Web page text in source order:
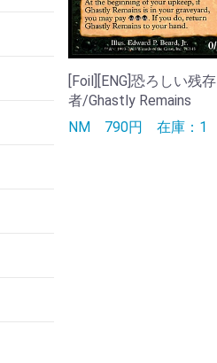
[Foil][ENG]恐ろしい残存
者/Ghastly Remains
NM 790円 在庫：1